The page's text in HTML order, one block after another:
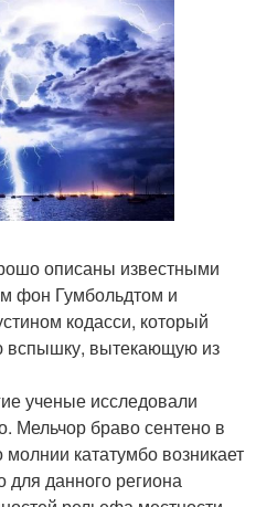
описаны известными
фон Гумбольдтом и
кодасси, который
вспышку, вытекающую из
ученые исследовали
Мельчор браво сентено в
кататумбо возникает
для данного региона